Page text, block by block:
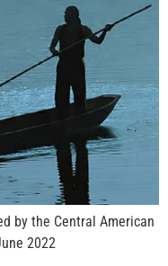
by the Central American
2022